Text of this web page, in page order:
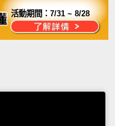
活動期間：7/31 ~ 8/28